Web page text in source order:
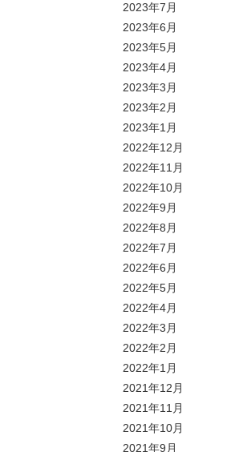
2023年7月
2023年6月
2023年5月
2023年4月
2023年3月
2023年2月
2023年1月
2022年12月
2022年11月
2022年10月
2022年9月
2022年8月
2022年7月
2022年6月
2022年5月
2022年4月
2022年3月
2022年2月
2022年1月
2021年12月
2021年11月
2021年10月
2021年9月